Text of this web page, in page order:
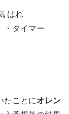
はれ
・タイマー
たことにオレン